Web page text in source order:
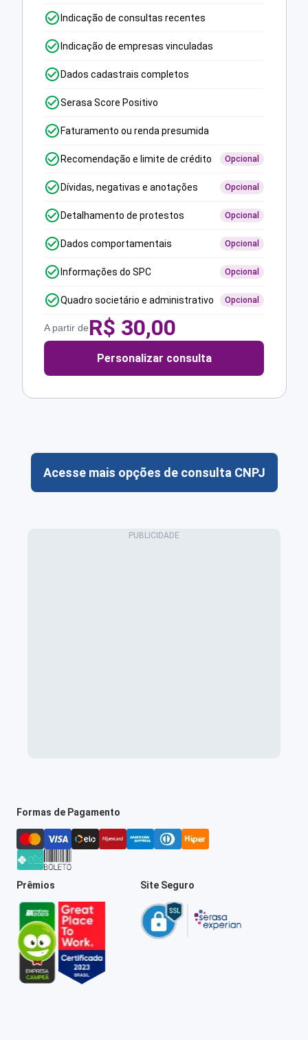
Indicação de consultas recentes
Indicação de empresas vinculadas
Dados cadastrais completos
Serasa Score Positivo
Faturamento ou renda presumida
Recomendação e limite de crédito Opcional
Dívidas, negativas e anotações Opcional
Detalhamento de protestos Opcional
Dados comportamentais Opcional
Informações do SPC Opcional
Quadro societário e administrativo Opcional
A partir deR$ 30,00
Personalizar consulta
Acesse mais opções de consulta CNPJ
Formas de Pagamento
Prêmios Site Seguro